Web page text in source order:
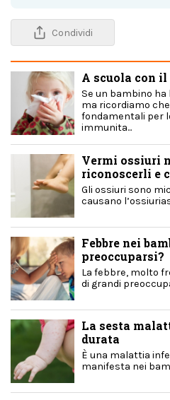
Condividi
A scuola con
Se un bambino
ma ricordiamo
fondamentali per
immunita...
Vermi ossiuri
riconoscerli e
Gli ossiuri sono
causano
Febbre nei
preoccuparsi?
La febbre, molto
di grandi
La sesta
durata
È una malattia
manifesta nei